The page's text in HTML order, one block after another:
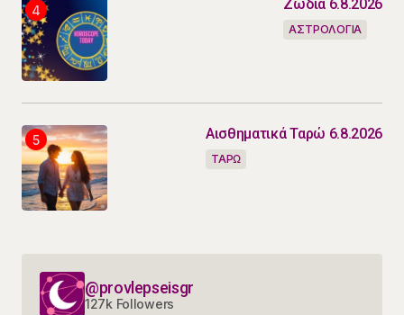
Ζώδια 6.8.2026
ΑΣΤΡΟΛΟΓΙΑ
Αισθηματικά Ταρώ 6.8.2026
ΤΑΡΩ
@provlepseisgr
127k Followers